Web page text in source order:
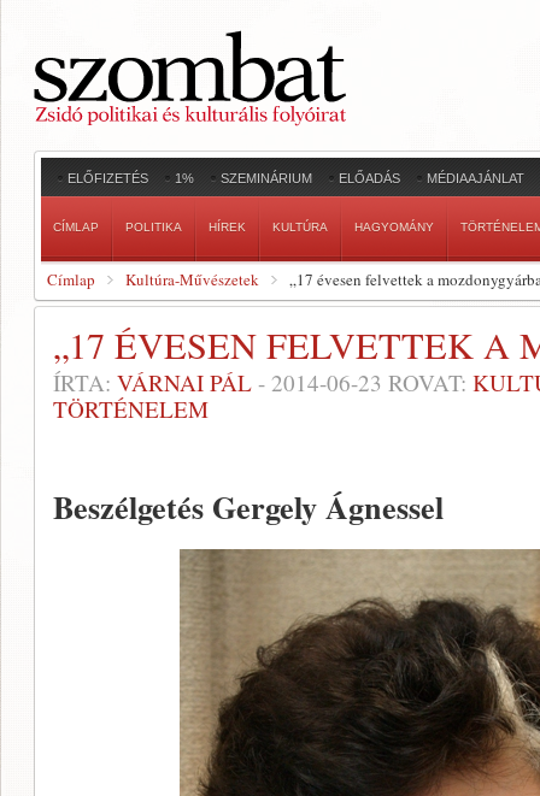
ELŐFIZETÉS 1% SZEMINÁRIUM ELŐADÁS MÉDIAAJÁNLAT
CÍMLAP POLITIKA HÍREK KULTÚRA HAGYOMÁNY
Címlap Kultúra-Művészetek „17 évesen felvettek a
„17 ÉVESEN FELVETTEK A
ÍRTA: VÁRNAI PÁL - 2014-06-23 ROVAT:
TÖRTÉNELEM
Beszélgetés Gergely Ágnessel